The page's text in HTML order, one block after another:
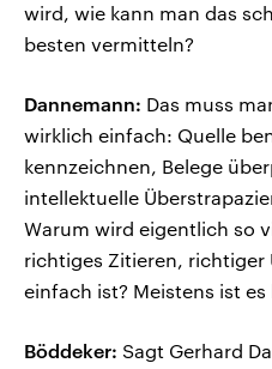
wird, wie kann man das
besten vermitteln?
Dannemann: Das muss
wirklich einfach: Quelle
kennzeichnen, Belege
intellektuelle
Warum wird eigentlich so
richtiges Zitieren, richtiger
einfach ist? Meistens ist
Böddeker: Sagt Gerhard